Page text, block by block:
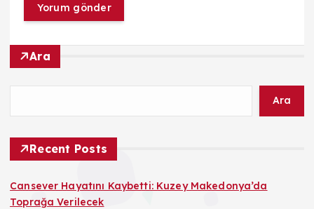
Ara
Ara
Recent Posts
Cansever Hayatını Kaybetti: Kuzey Makedonya’da
Toprağa Verilecek